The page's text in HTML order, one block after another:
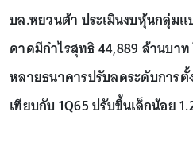
บล.หยวนต้า ประเมินงบหุ้นกลุ่มแ
คาดมีกำไรสุทธิ 44,889 ล้านบาท
หลายธนาคารปรับลดระดับการ
เทียบกับ 1Q65 ปรับขึ้นเล็กน้อย